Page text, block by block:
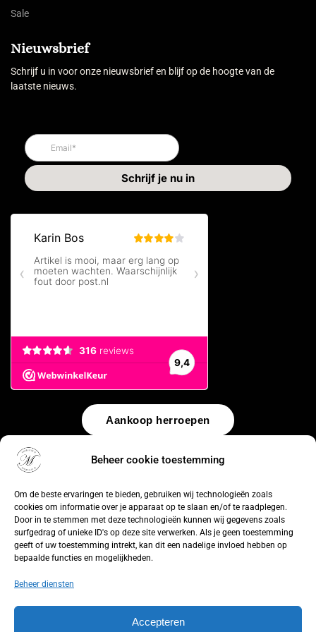
Beheer cookie toestemming
Om de beste ervaringen te bieden, gebruiken wij technologieën zoals
cookies om informatie over je apparaat op te slaan en/of te raadplegen.
Door in te stemmen met deze technologieën kunnen wij gegevens zoals
surfgedrag of unieke ID's op deze site verwerken. Als je geen toestemming
geeft of uw toestemming intrekt, kan dit een nadelige invloed hebben op
bepaalde functies en mogelijkheden.
Beheer diensten
Accepteren
Sale
Nieuwsbrief
Schrijf u in voor onze nieuwsbrief en blijf op de hoogte van de
laatste nieuws.
Aankoop herroepen
© 2026 by WebUnlimited–Algemene voorwaarden